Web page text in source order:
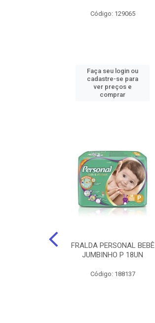
Código: 129065
Faça seu login ou
cadastre-se para
ver preços e
comprar
FRALDA PERSONAL BEBÊ
JUMBINHO P 18UN
Código: 188137